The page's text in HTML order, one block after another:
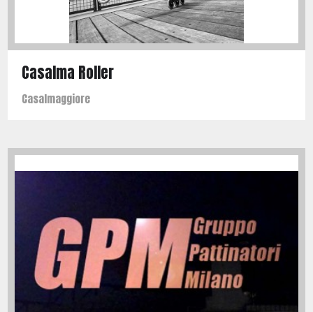
Casalma Roller
Casalmaggiore